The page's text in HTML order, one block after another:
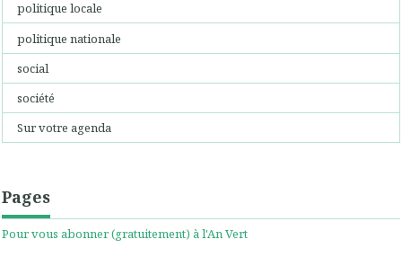
politique locale
politique nationale
social
société
Sur votre agenda
Pages
Pour vous abonner (gratuitement) à l'An Vert